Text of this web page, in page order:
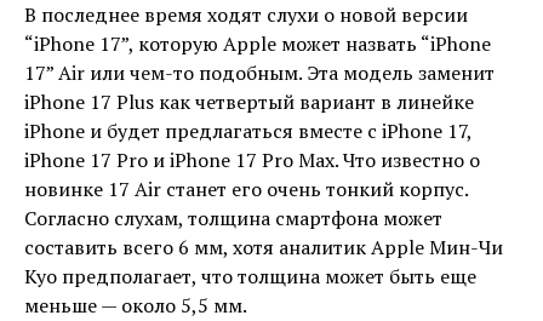
В последнее время ходят слухи о новой версии
“iPhone 17”, которую Apple может назвать “iPhone
17” Air или чем-то подобным. Эта модель заменит
iPhone 17 Plus как четвертый вариант в линейке
iPhone и будет предлагаться вместе с iPhone 17,
iPhone 17 Pro и iPhone 17 Pro Max. Что известно о
новинке 17‌ Air станет его очень тонкий корпус.
Согласно слухам, толщина смартфона может
составить всего 6 мм, хотя аналитик Apple Мин-Чи
Куо предполагает, что толщина может быть еще
меньше — около 5,5 мм.